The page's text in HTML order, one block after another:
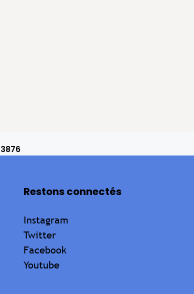
3876
Restons connectés
Instagram
Twitter
Facebook
Youtube